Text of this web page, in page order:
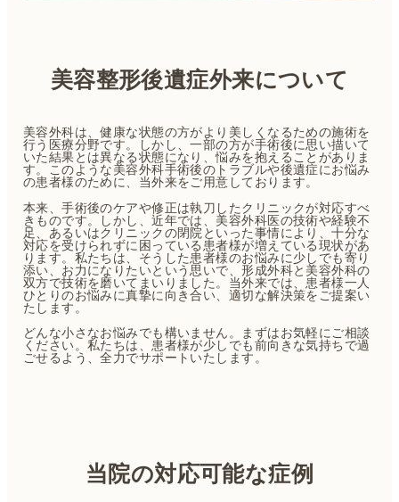
美容整形後遺症外来について
美容外科は、健康な状態の方がより美しくなるための施術を
行う医療分野です。しかし、一部の方が手術後に思い描いて
いた結果とは異なる状態になり、悩みを抱えることがありま
す。このような美容外科手術後のトラブルや後遺症にお悩み
の患者様のために、当外来をご用意しております。
本来、手術後のケアや修正は執刀したクリニックが対応すべ
きものです。しかし、近年では、美容外科医の技術や経験不
足、あるいはクリニックの閉院といった事情により、十分な
対応を受けられずに困っている患者様が増えている現状があ
ります。私たちは、そうした患者様のお悩みに少しでも寄り
添い、お力になりたいという思いで、形成外科と美容外科の
双方で技術を磨いてまいりました。当外来では、患者様一人
ひとりのお悩みに真摯に向き合い、適切な解決策をご提案い
たします。
どんな小さなお悩みでも構いません。まずはお気軽にご相談
ください。私たちは、患者様が少しでも前向きな気持ちで過
ごせるよう、全力でサポートいたします。
当院の対応可能な症例